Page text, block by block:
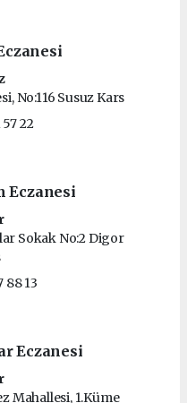
No:116 Susuz Kars
57 22
Eczanesi
Sokak No:2 Digor
88 13
Eczanesi
Mahallesi, 1.Küme